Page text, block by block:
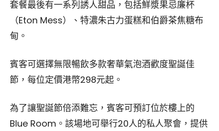
套餐最後有一系列誘人甜品，包括鮮漿果忌廉杯
（Eton Mess）、特濃朱古力蛋糕和伯爵茶焦糖布
甸。
賓客可選擇無限暢飲多款奢華氣泡酒歡度聖誕佳
節，每位定價港幣298元起。
為了讓聖誕節倍添難忘，賓客可預訂位於樓上的
Blue Room。該場地可舉行20人的私人聚會，提供